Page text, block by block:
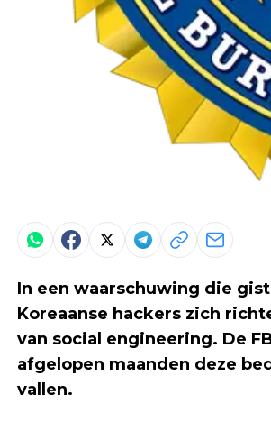
In een waarschuwing die
Koreaanse hackers zich
van social engineering. De
afgelopen maanden deze
vallen.